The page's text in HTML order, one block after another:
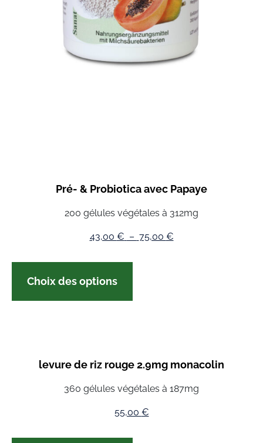
Pré- & Probiotica avec Papaye
200 gélules végétales à 312mg
43,00 € – 75,00 €
Choix des options
levure de riz rouge 2.9mg monacolin
360 gélules végétales à 187mg
55,00 €